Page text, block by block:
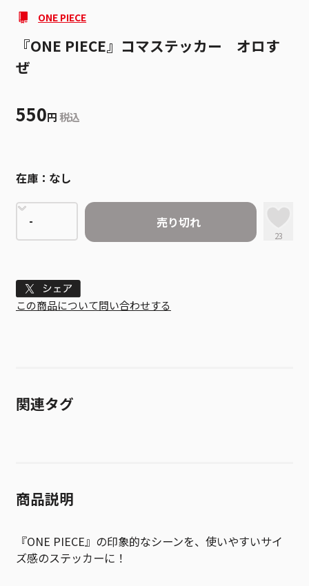
ONE PIECE
『ONE PIECE』コマステッカー オロす
ぜ
550円 税込
在庫： なし
売り切れ
23
Tweet
この商品について問い合わせする
関連タグ
商品説明
『ONE PIECE』の印象的なシーンを、使いやすいサイ
ズ感のステッカーに！